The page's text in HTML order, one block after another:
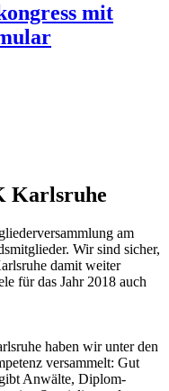
mit
Karlsruhe
am
Wir sind sicher,
damit weiter
für das Jahr 2018 auch
haben wir unter den
versammelt: Gut
Anwälte, Diplom-